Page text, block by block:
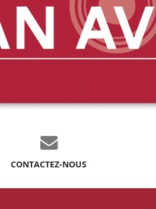
CONTACTEZ-NOUS